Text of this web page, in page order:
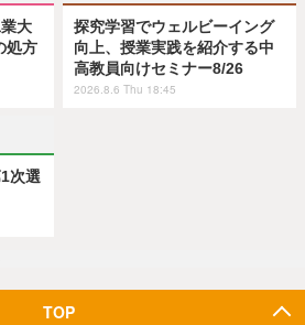
大
処方
探究学習でウェルビーイング
向上、授業実践を紹介する中
高教員向けセミナー8/26
2026.8.6 Thu 18:45
次選
TOP